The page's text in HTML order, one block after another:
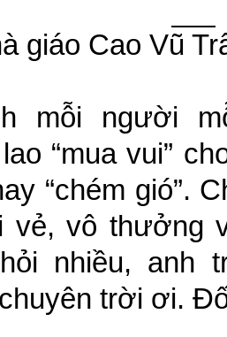
giáo Cao Vũ
mỗi người
“mua vui”
“chém gió”.
vẻ, vô thưởng
nhiều, anh
chuyên trời ơi.